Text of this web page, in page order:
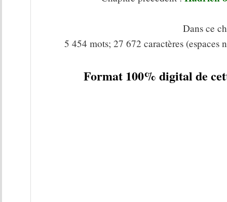
Dans ce
5 454 mots; 27 672 caractères (espaces
Format 100% digital de